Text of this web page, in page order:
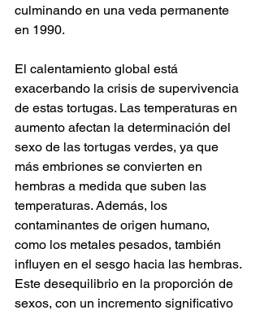
culminando en una veda permanente
en 1990.
El calentamiento global está
exacerbando la crisis de supervivencia
de estas tortugas. Las temperaturas en
aumento afectan la determinación del
sexo de las tortugas verdes, ya que
más embriones se convierten en
hembras a medida que suben las
temperaturas. Además, los
contaminantes de origen humano,
como los metales pesados, también
influyen en el sesgo hacia las hembras.
Este desequilibrio en la proporción de
sexos, con un incremento significativo